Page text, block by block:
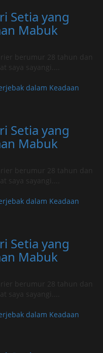
Setia yang
Mabuk
berumur 28 tahun dan
saya sayangi....
dalam Keadaan
Setia yang
Mabuk
berumur 28 tahun dan
saya sayangi....
dalam Keadaan
Setia yang
Mabuk
berumur 28 tahun dan
saya sayangi....
dalam Keadaan